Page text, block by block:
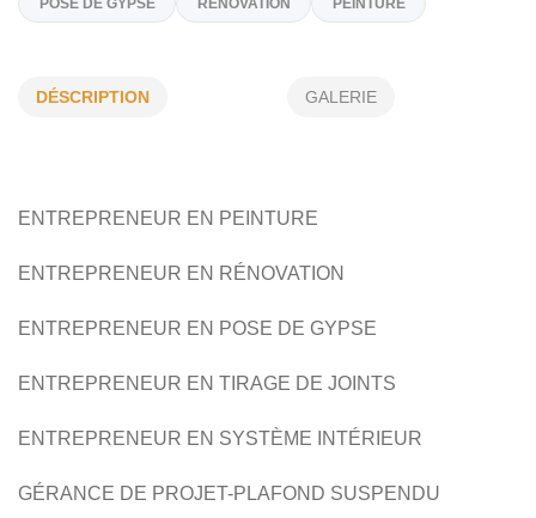
Spécialités
POSE DE GYPSE RÉNOVATION
DÉSCRIPTION GALERIE
ENTREPRENEUR EN PEINTURE
ENTREPRENEUR EN RÉNOVATION
ENTREPRENEUR EN POSE DE GYPSE
ENTREPRENEUR EN TIRAGE DE JOINTS
ENTREPRENEUR EN SYSTÈME INTÉRIEUR
GÉRANCE DE PROJET-PLAFOND SUSPENDU